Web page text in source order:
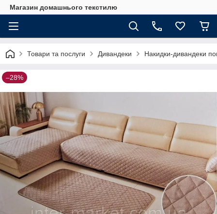
Магазин домашнього текстилю
Товари та послуги Дивандеки Накидки-дивандеки
–28%